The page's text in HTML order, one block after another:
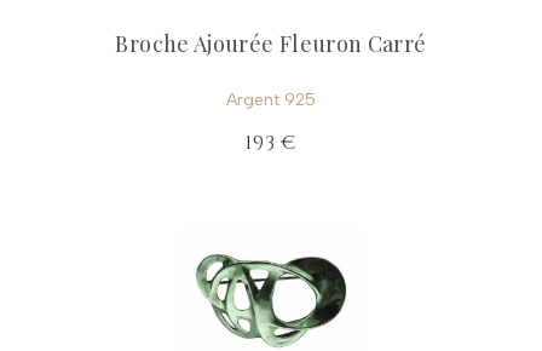
Broche Ajourée Fleuron Carré
Argent 925
193 €